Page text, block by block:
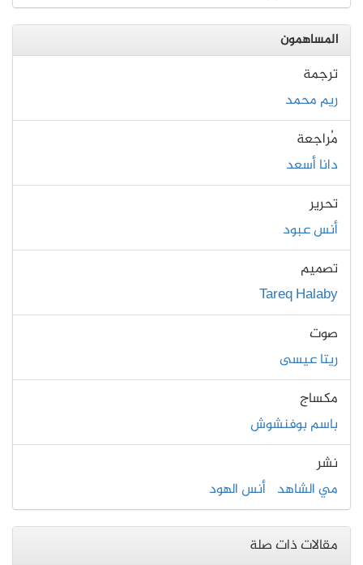
المساهمون
ترجمة
ريم محمد
مُراجعة
دانا أسعد
تحرير
أنس عبود
تصميم
Tareq Halaby
صوت
ريتا عيسى
مكساج
باسم بوفنشوش
نشر
مي الشاهد أنس الهود
مقالات ذات صلة